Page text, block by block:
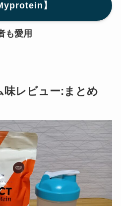
】
も愛用
味レビュー:まとめ